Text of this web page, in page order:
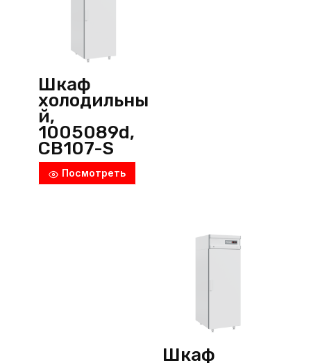
Шкаф
холодильны
й,
1005089d,
CB107-S
низкотемпе
ратурный,
Посмотреть
Шкаф